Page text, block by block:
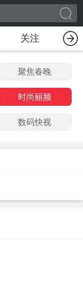
关注
聚焦春晚
时尚丽频
数码快视